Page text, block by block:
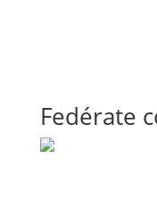
Fedérate